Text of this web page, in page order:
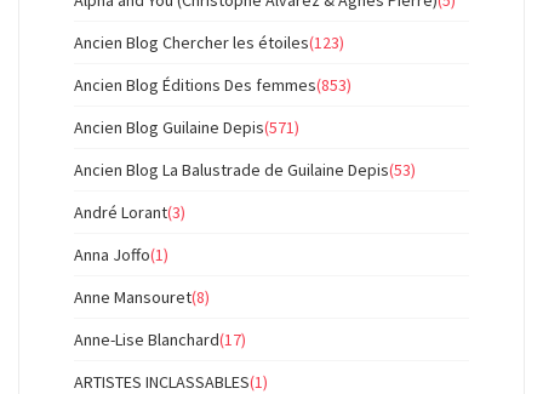
Ancien Blog Chercher les étoiles(123)
Ancien Blog Éditions Des femmes(853)
Ancien Blog Guilaine Depis(571)
Ancien Blog La Balustrade de Guilaine Depis(53)
André Lorant(3)
Anna Joffo(1)
Anne Mansouret(8)
Anne-Lise Blanchard(17)
ARTISTES INCLASSABLES(1)